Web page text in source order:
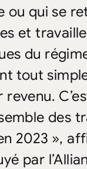
ou qui se
et
du
tout
des
2023 »,
par